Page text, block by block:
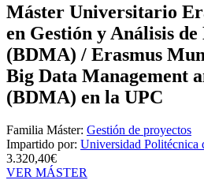
Máster Universitario
en Gestión y Análisis de
(BDMA) / Erasmus
Big Data Management
(BDMA) en la UPC
Familia Máster: Gestión de proyectos
Impartido por: Universidad Politécnica
3.320,40€
VER MÁSTER